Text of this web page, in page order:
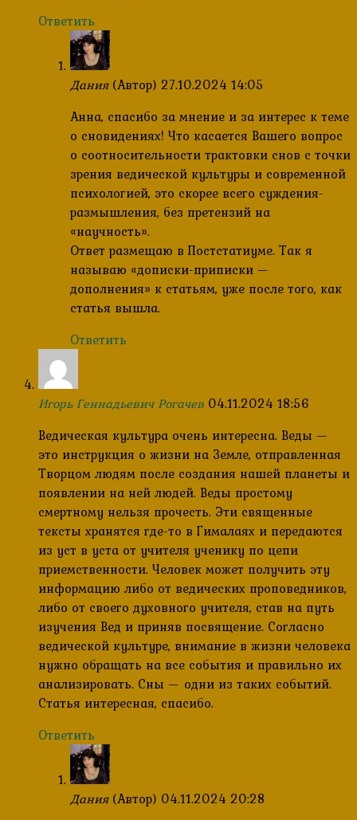
Ответить
Дания (Автор) 27.10.2024 14:05
Анна, спасибо за мнение и за интерес к теме
о сновидениях! Что касается Вашего вопрос
о соотносительности трактовки снов с точки
зрения ведической культуры и современной
психологией, это скорее всего суждения-
размышления, без претензий на
«научность».
Ответ размещаю в Постстатиуме. Так я
называю «дописки-приписки —
дополнения» к статьям, уже после того, как
статья вышла.
Ответить
Игорь Геннадьевич Рогачев 04.11.2024 18:56
Ведическая культура очень интересна. Веды —
это инструкция о жизни на Земле, отправленная
Творцом людям после создания нашей планеты и
появлении на ней людей. Веды простому
смертному нельзя прочесть. Эти священные
тексты хранятся где-то в Гималаях и передаются
из уст в уста от учителя ученику по цепи
приемственности. Человек может получить эту
информацию либо от ведических проповедников,
либо от своего духовного учителя, став на путь
изучения Вед и приняв посвящение. Согласно
ведической культуре, внимание в жизни человека
нужно обращать на все события и правильно их
анализировать. Сны — одни из таких событий.
Статья интересная, спасибо.
Ответить
Дания (Автор) 04.11.2024 20:28